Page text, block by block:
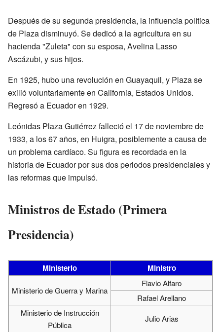
Después de su segunda presidencia, la influencia política
de Plaza disminuyó. Se dedicó a la agricultura en su
hacienda "Zuleta" con su esposa, Avelina Lasso
Ascázubi, y sus hijos.
En 1925, hubo una revolución en Guayaquil, y Plaza se
exilió voluntariamente en California, Estados Unidos.
Regresó a Ecuador en 1929.
Leónidas Plaza Gutiérrez falleció el 17 de noviembre de
1933, a los 67 años, en Huigra, posiblemente a causa de
un problema cardíaco. Su figura es recordada en la
historia de Ecuador por sus dos periodos presidenciales y
las reformas que impulsó.
Ministros de Estado (Primera
Presidencia)
Ministerio Ministro
Ministerio de Guerra y Marina
Flavio Alfaro
Rafael Arellano
Ministerio de Instrucción
Pública
Julio Arias